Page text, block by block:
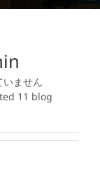
いません
11 blog